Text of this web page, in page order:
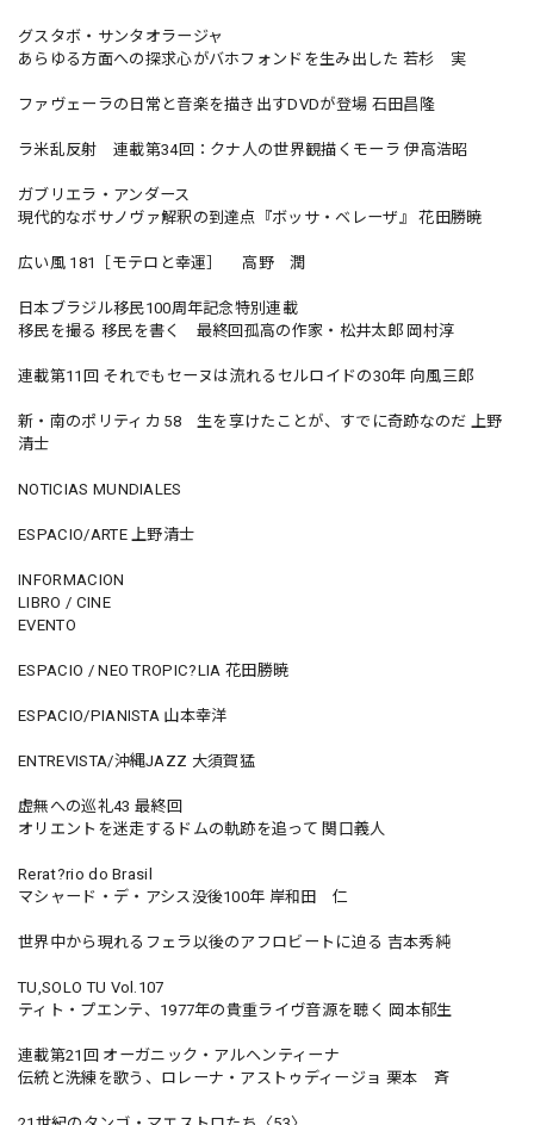
グスタボ・サンタオラージャ
あらゆる方面への探求心がバホフォンドを生み出した 若杉 実
ファヴェーラの日常と音楽を描き出すDVDが登場 石田昌隆
ラ米乱反射 連載第34回：クナ人の世界観描くモーラ 伊高浩昭
ガブリエラ・アンダース
現代的なボサノヴァ解釈の到達点『ボッサ・ベレーザ』 花田勝暁
広い風 181［モテロと幸運］ 高野 潤
日本ブラジル移民100周年記念特別連載
移民を撮る 移民を書く 最終回孤高の作家・松井太郎 岡村淳
連載第11回 それでもセーヌは流れるセルロイドの30年 向風三郎
新・南のポリティカ 58 生を享けたことが、すでに奇跡なのだ 上野
清士
NOTICIAS MUNDIALES
ESPACIO/ARTE 上野清士
INFORMACION
LIBRO / CINE
EVENTO
ESPACIO / NEO TROPIC?LIA 花田勝暁
ESPACIO/PIANISTA 山本幸洋
ENTREVISTA/沖縄JAZZ 大須賀猛
虚無への巡礼43 最終回
オリエントを迷走するドムの軌跡を追って 関口義人
Rerat?rio do Brasil
マシャード・デ・アシス没後100年 岸和田 仁
世界中から現れるフェラ以後のアフロビートに迫る 吉本秀純
TU,SOLO TU Vol.107
ティト・プエンテ、1977年の貴重ライヴ音源を聴く 岡本郁生
連載第21回 オーガニック・アルヘンティーナ
伝統と洗練を歌う、ロレーナ・アストゥディージョ 栗本 斉